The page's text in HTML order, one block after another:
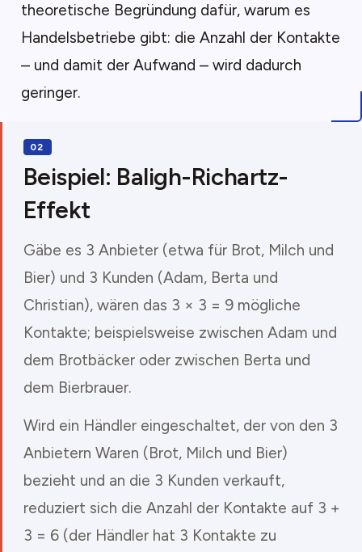
theoretische Begründung dafür, warum es
Handelsbetriebe gibt: die Anzahl der Kontakte
– und damit der Aufwand – wird dadurch
geringer.
Beispiel: Baligh-Richartz-
Effekt
Gäbe es 3 Anbieter (etwa für Brot, Milch und
Bier) und 3 Kunden (Adam, Berta und
Christian), wären das 3 × 3 = 9 mögliche
Kontakte; beispielsweise zwischen Adam und
dem Brotbäcker oder zwischen Berta und
dem Bierbrauer.
Wird ein Händler eingeschaltet, der von den 3
Anbietern Waren (Brot, Milch und Bier)
bezieht und an die 3 Kunden verkauft,
reduziert sich die Anzahl der Kontakte auf 3 +
3 = 6 (der Händler hat 3 Kontakte zu